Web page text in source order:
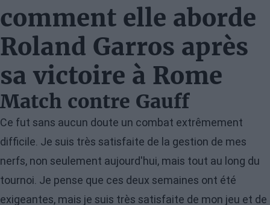
comment elle aborde
Roland Garros après
sa victoire à Rome
Match contre Gauff
Ce fut sans aucun doute un combat extrêmement
difficile. Je suis très satisfaite de la gestion de mes
nerfs, non seulement aujourd'hui, mais tout au long du
tournoi. Je pense que ces deux semaines ont été
exigeantes, mais je suis très satisfaite de mon jeu et de